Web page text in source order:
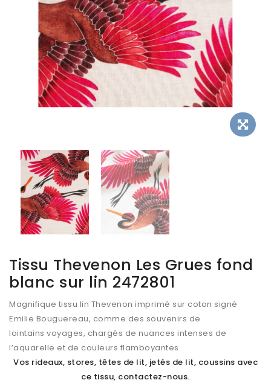
Tissu Thevenon Les Grues fond
blanc sur lin 2472801
Magnifique tissu lin Thevenon imprimé sur coton signé
Emilie Bouguereau, comme des souvenirs de
lointains voyages, chargés de nuances intenses de
l’aquarelle et de couleurs flamboyantes.
Vos rideaux, stores, têtes de lit, jetés de lit, coussins avec
ce tissu, contactez-nous.